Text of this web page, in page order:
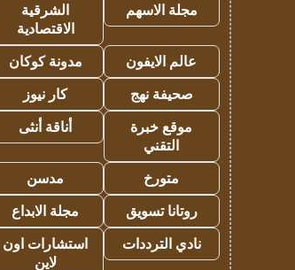
مجلة الاسهم
الشرقية
الاقتصادية
عالم الايفون
مدونة كوكان
صحيفة نهج
كار نيوز
موقع خبرة
التقني
أناقة أنثى
متورخ
مدسن
روتانا تسويق
مجلة الابداع
نادي الترددات
استشارات اون
لاين